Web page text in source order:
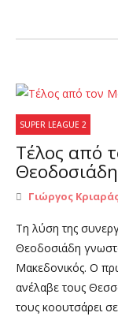
SUPER LEAGUE 2
Τέλος από
Γιώργος
Τη λύση της
Θεοδοσιάδη
Μακεδονικός. Ο
ανέλαβε τους
τους κοουτσάρει